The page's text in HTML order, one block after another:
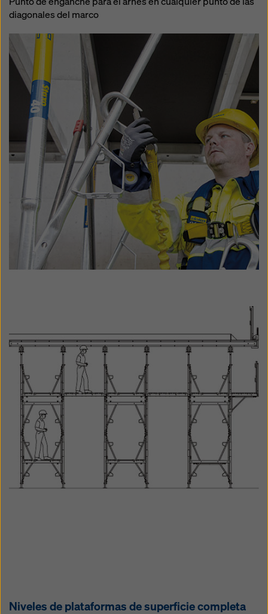
diagonales del marco
Niveles de plataformas de superficie completa